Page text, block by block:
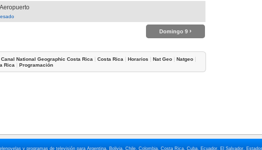
Domingo 9 ›
Canal National Geographic Costa Rica | Costa Rica | Horarios | Nat Geo | Natgeo |
Rica | Programación
y programas de televisión para Argentina, Bolivia, Chile, Colombia, Costa Rica, Cuba, Ecuador, El Salvador,